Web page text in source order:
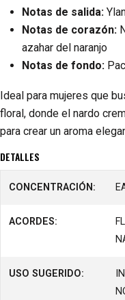
Notas de salida:
Notas de corazón:
azahar del naranjo
Notas de fondo:
Ideal para mujeres que
floral, donde el nardo
para crear un aroma
DETALLES
CONCENTRACIÓN:
ACORDES:
USO SUGERIDO: